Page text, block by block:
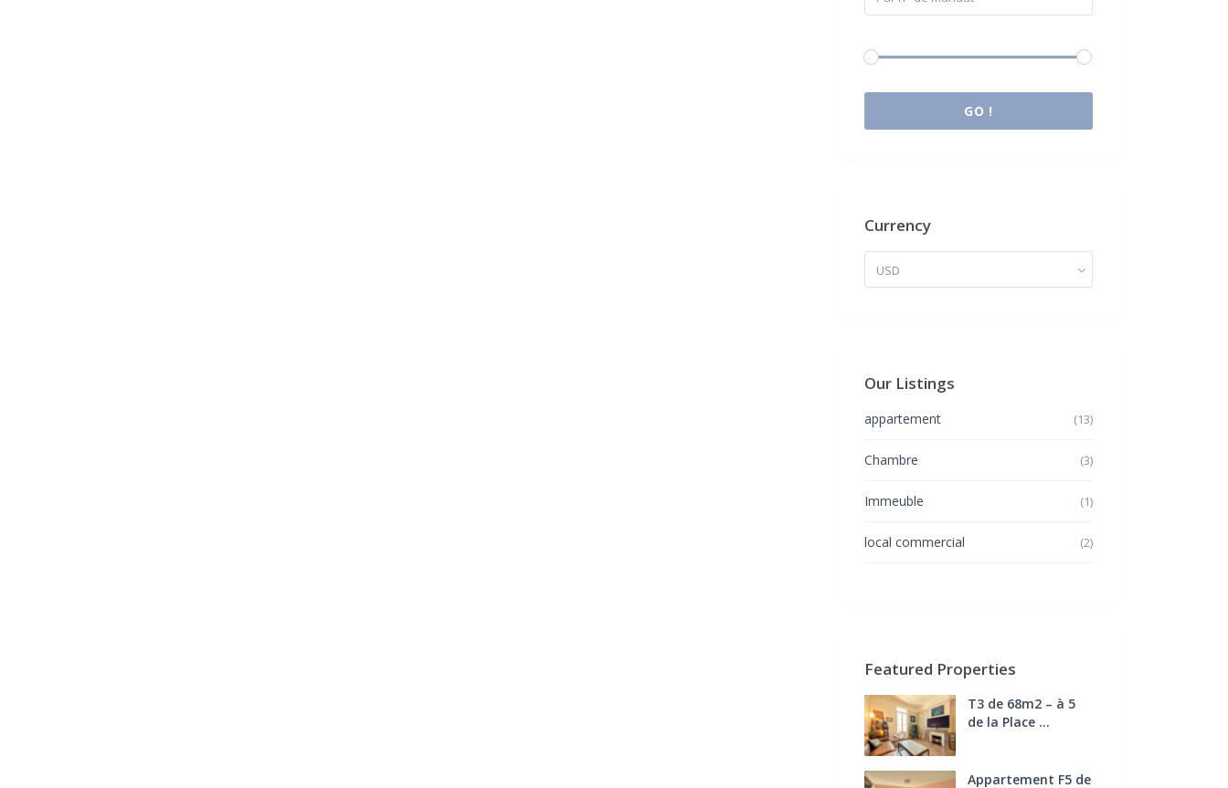
GO !
Currency
USD
Our Listings
appartement (13)
Chambre (3)
Immeuble (1)
local commercial (2)
Featured Properties
T3 de 68m2 – à 5
de la Place ...
Appartement F5 de